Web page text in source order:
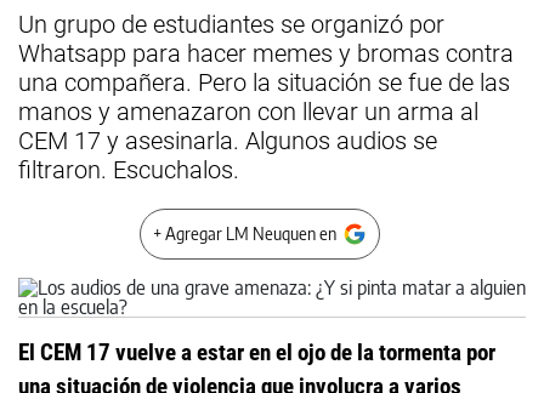
Un grupo de estudiantes se organizó por
Whatsapp para hacer memes y bromas contra
una compañera. Pero la situación se fue de las
manos y amenazaron con llevar un arma al
CEM 17 y asesinarla. Algunos audios se
filtraron. Escuchalos.
+ Agregar LM Neuquen en
El CEM 17 vuelve a estar en el ojo de la tormenta por
una situación de violencia que involucra a varios